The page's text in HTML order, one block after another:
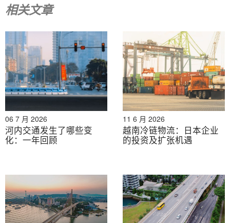
info@b-company.jp+ (84) 28 3910 3913
阅读其他文章
相关文章
06 7 月 2026
河内交通发生了哪些变
化：一年回顾
11 6 月 2026
越南冷链物流：日本企业
的投资及扩张机遇